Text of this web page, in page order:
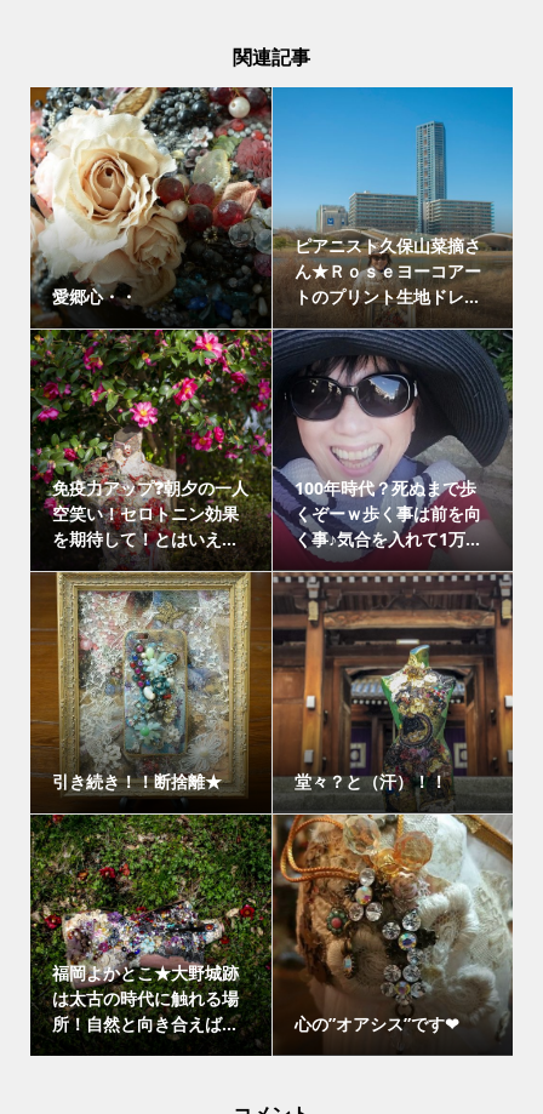
関連記事
愛郷心・・
ピアニスト久保山菜摘さ
ん★Ｒｏｓｅヨーコアー
トのプリント生地ドレ...
免疫力アップ❓朝夕の一人
空笑い！セロトニン効果
を期待して！とはいえ...
100年時代？死ぬまで歩
くぞーｗ歩く事は前を向
く事♪気合を入れて1万...
引き続き！！断捨離★ 堂々？と（汗）！！
福岡よかとこ★大野城跡
は太古の時代に触れる場
所！自然と向き合えば...
心の”オアシス”です❤